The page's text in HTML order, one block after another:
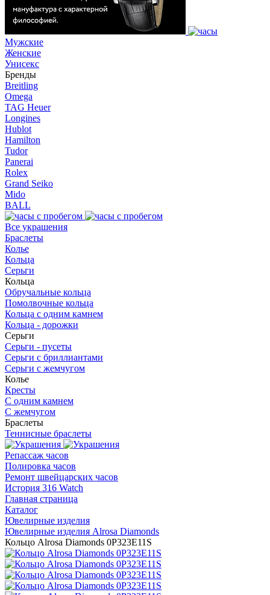
Мужские
Женские
Унисекс
Бренды
Breitling
Omega
TAG Heuer
Longines
Hublot
Hamilton
Tudor
Panerai
Rolex
Grand Seiko
Mido
BALL
Все украшения
Браслеты
Колье
Кольца
Серьги
Кольца
Обручальные кольца
Помолвочные кольца
Кольца c одним камнем
Кольца - дорожки
Серьги
Серьги - пусеты
Серьги с бриллиантами
Серьги с жемчугом
Колье
Кресты
С одним камнем
С жемчугом
Браслеты
Теннисные браслеты
Репассаж часов
Полировка часов
Ремонт швейцарских часов
История 316 Watch
Главная страница
Каталог
Ювелирные изделия
Ювелирные изделия Alrosa Diamonds
Кольцо Alrosa Diamonds 0P323E11S